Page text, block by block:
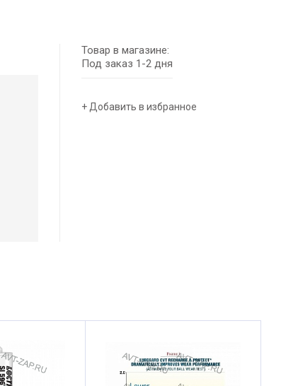
Товар в магазине:
Под заказ 1-2 дня
+ Добавить в избранное